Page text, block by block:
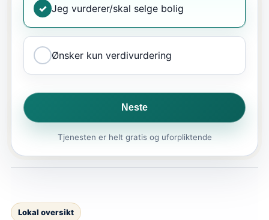
✓ Jeg vurderer/skal selge bolig
Ønsker kun verdivurdering
Neste
Tjenesten er helt gratis og uforpliktende
Lokal oversikt